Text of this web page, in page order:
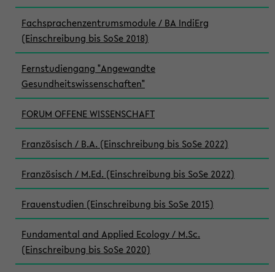
Fachsprachenzentrumsmodule / BA IndiErg
(Einschreibung bis SoSe 2018)
Fernstudiengang "Angewandte
Gesundheitswissenschaften"
FORUM OFFENE WISSENSCHAFT
Französisch / B.A. (Einschreibung bis SoSe 2022)
Französisch / M.Ed. (Einschreibung bis SoSe 2022)
Frauenstudien (Einschreibung bis SoSe 2015)
Fundamental and Applied Ecology / M.Sc.
(Einschreibung bis SoSe 2020)